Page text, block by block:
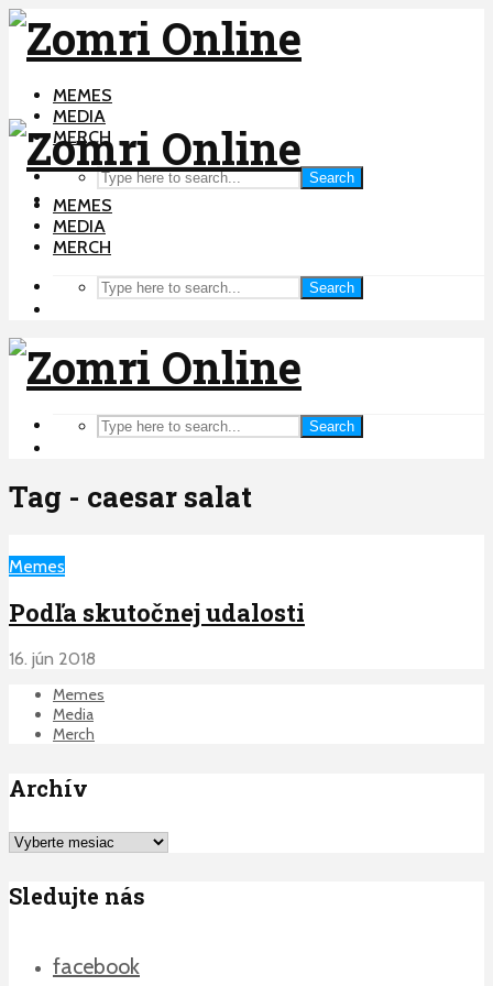
MEMES
MEDIA
MERCH
Search
MEMES
MEDIA
MERCH
Search
Search
Tag - caesar salat
Memes
Podľa skutočnej udalosti
16. jún 2018
Memes
Media
Merch
Archív
Archív
Sledujte nás
facebook